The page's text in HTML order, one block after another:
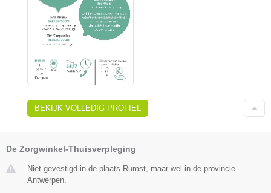
BEKIJK VOLLEDIG PROFIEL
De Zorgwinkel-Thuisverpleging
Niet gevestigd in de plaats Rumst, maar wel in de provincie
Antwerpen.